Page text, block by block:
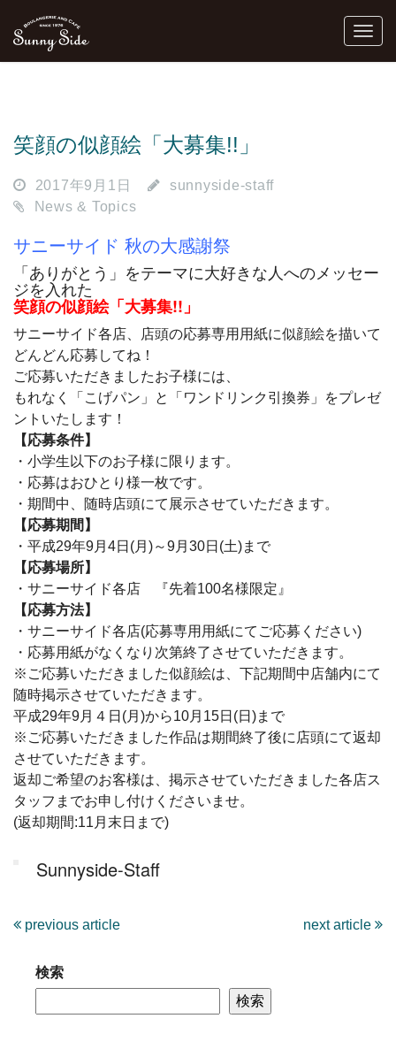
笑顔の似顔絵「大募集!!」
2017年9月1日
sunnyside-staff
News & Topics
サニーサイド 秋の大感謝祭
「ありがとう」をテーマに大好きな人へのメッセー
ジを入れた
笑顔の似顔絵「大募集!!」
サニーサイド各店、店頭の応募専用用紙に似顔絵を描いて
どんどん応募してね！
ご応募いただきましたお子様には、
もれなく「こげパン」と「ワンドリンク引換券」をプレゼ
ントいたします！
【応募条件】
・小学生以下のお子様に限ります。
・応募はおひとり様一枚です。
・期間中、随時店頭にて展示させていただきます。
【応募期間】
・平成29年9月4日(月)～9月30日(土)まで
【応募場所】
・サニーサイド各店 『先着100名様限定』
【応募方法】
・サニーサイド各店(応募専用用紙にてご応募ください)
・応募用紙がなくなり次第終了させていただきます。
※ご応募いただきました似顔絵は、下記期間中店舗内にて
随時掲示させていただきます。
平成29年9月４日(月)から10月15日(日)まで
※ご応募いただきました作品は期間終了後に店頭にて返却
させていただきます。
返却ご希望のお客様は、掲示させていただきました各店ス
タッフまでお申し付けくださいませ。
(返却期間:11月末日まで)
Sunnyside-Staff
previous article next article
検索
検索